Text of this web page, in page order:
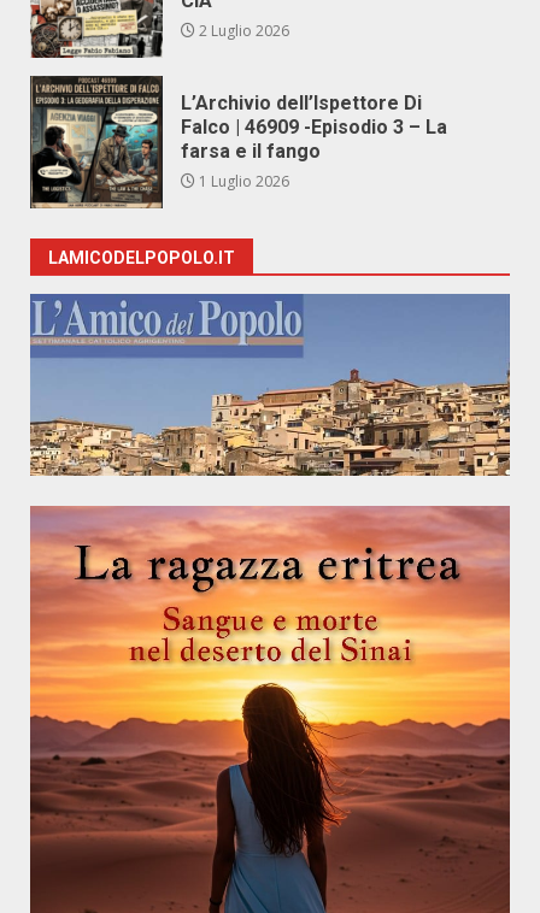
2 Luglio 2026
L’Archivio dell’Ispettore Di
Falco | 46909 -Episodio 3 – La
farsa e il fango
1 Luglio 2026
LAMICODELPOPOLO.IT